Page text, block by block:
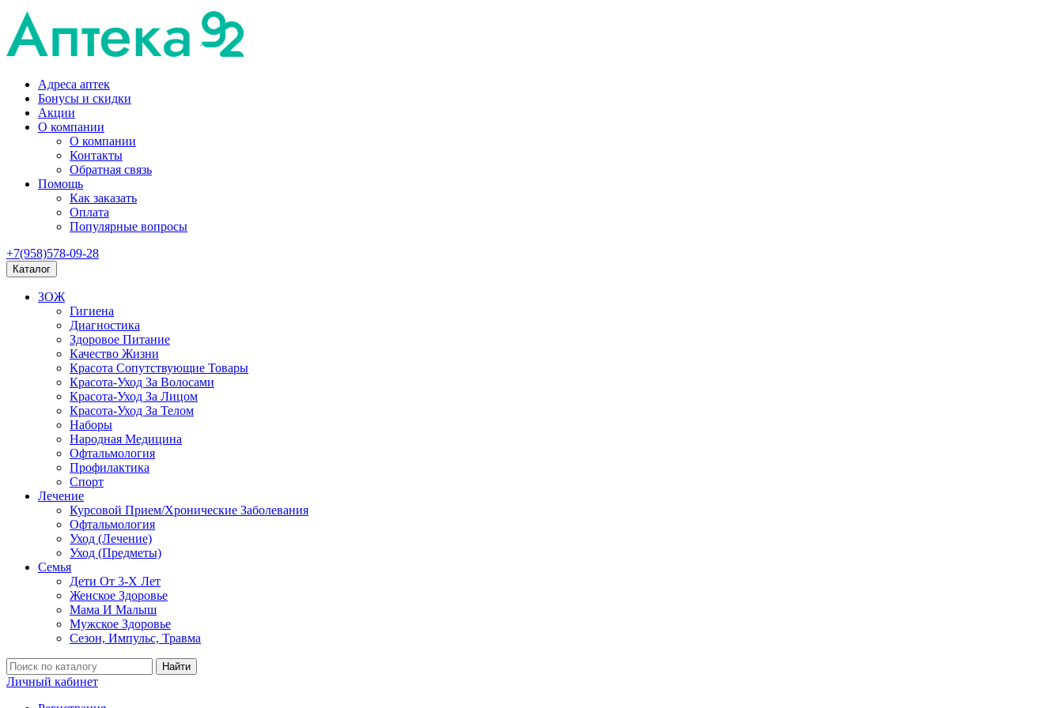
Адреса аптек
Бонусы и скидки
Акции
О компании
О компании
Контакты
Обратная связь
Помощь
Как заказать
Оплата
Популярные вопросы
+7(958)578-09-28
Каталог
ЗОЖ
Гигиена
Диагностика
Здоровое Питание
Качество Жизни
Красота Сопутствующие Товары
Красота-Уход За Волосами
Красота-Уход За Лицом
Красота-Уход За Телом
Наборы
Народная Медицина
Офтальмология
Профилактика
Спорт
Лечение
Курсовой Прием/Хронические Заболевания
Офтальмология
Уход (Лечение)
Уход (Предметы)
Семья
Дети От 3-Х Лет
Женское Здоровье
Мама И Малыш
Мужское Здоровье
Сезон, Импульс, Травма
Найти
Личный кабинет